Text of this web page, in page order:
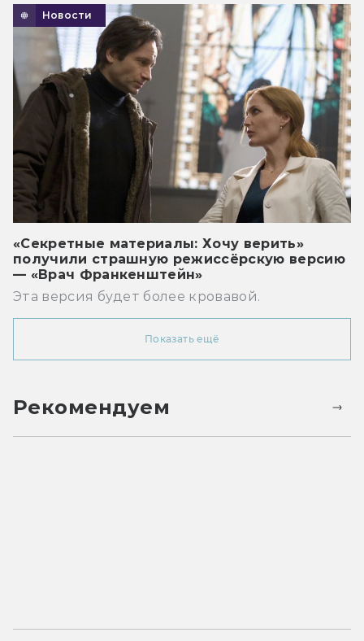
Новости
«Секретные материалы: Хочу верить»
получили страшную режиссёрскую версию
— «Врач Франкенштейн»
Эта версия будет более кровавой.
Показать ещё
Рекомендуем